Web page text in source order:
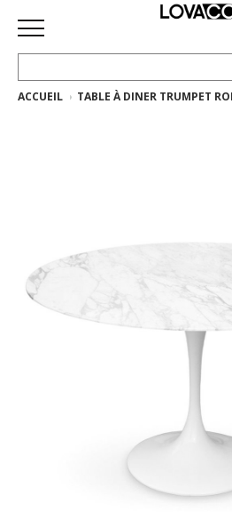
ACCUEIL
Ethnicraft
Collection
ACCUEIL TABLE À DINER TRUMPET